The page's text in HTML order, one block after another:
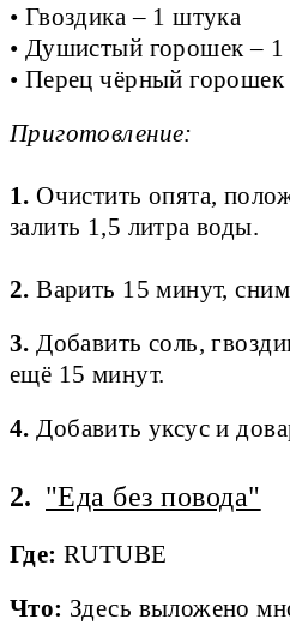
• Гвоздика – 1 штука
• Душистый горошек – 1
• Перец чёрный
Приготовление:
1.Очистить опята,
залить 1,5 литра воды.
2.Варить 15 минут,
3. Добавить соль,
ещё 15 минут.
4. Добавить уксус и
2. "Еда без повода"
Где:RUTUBE
Что: Здесь выложено